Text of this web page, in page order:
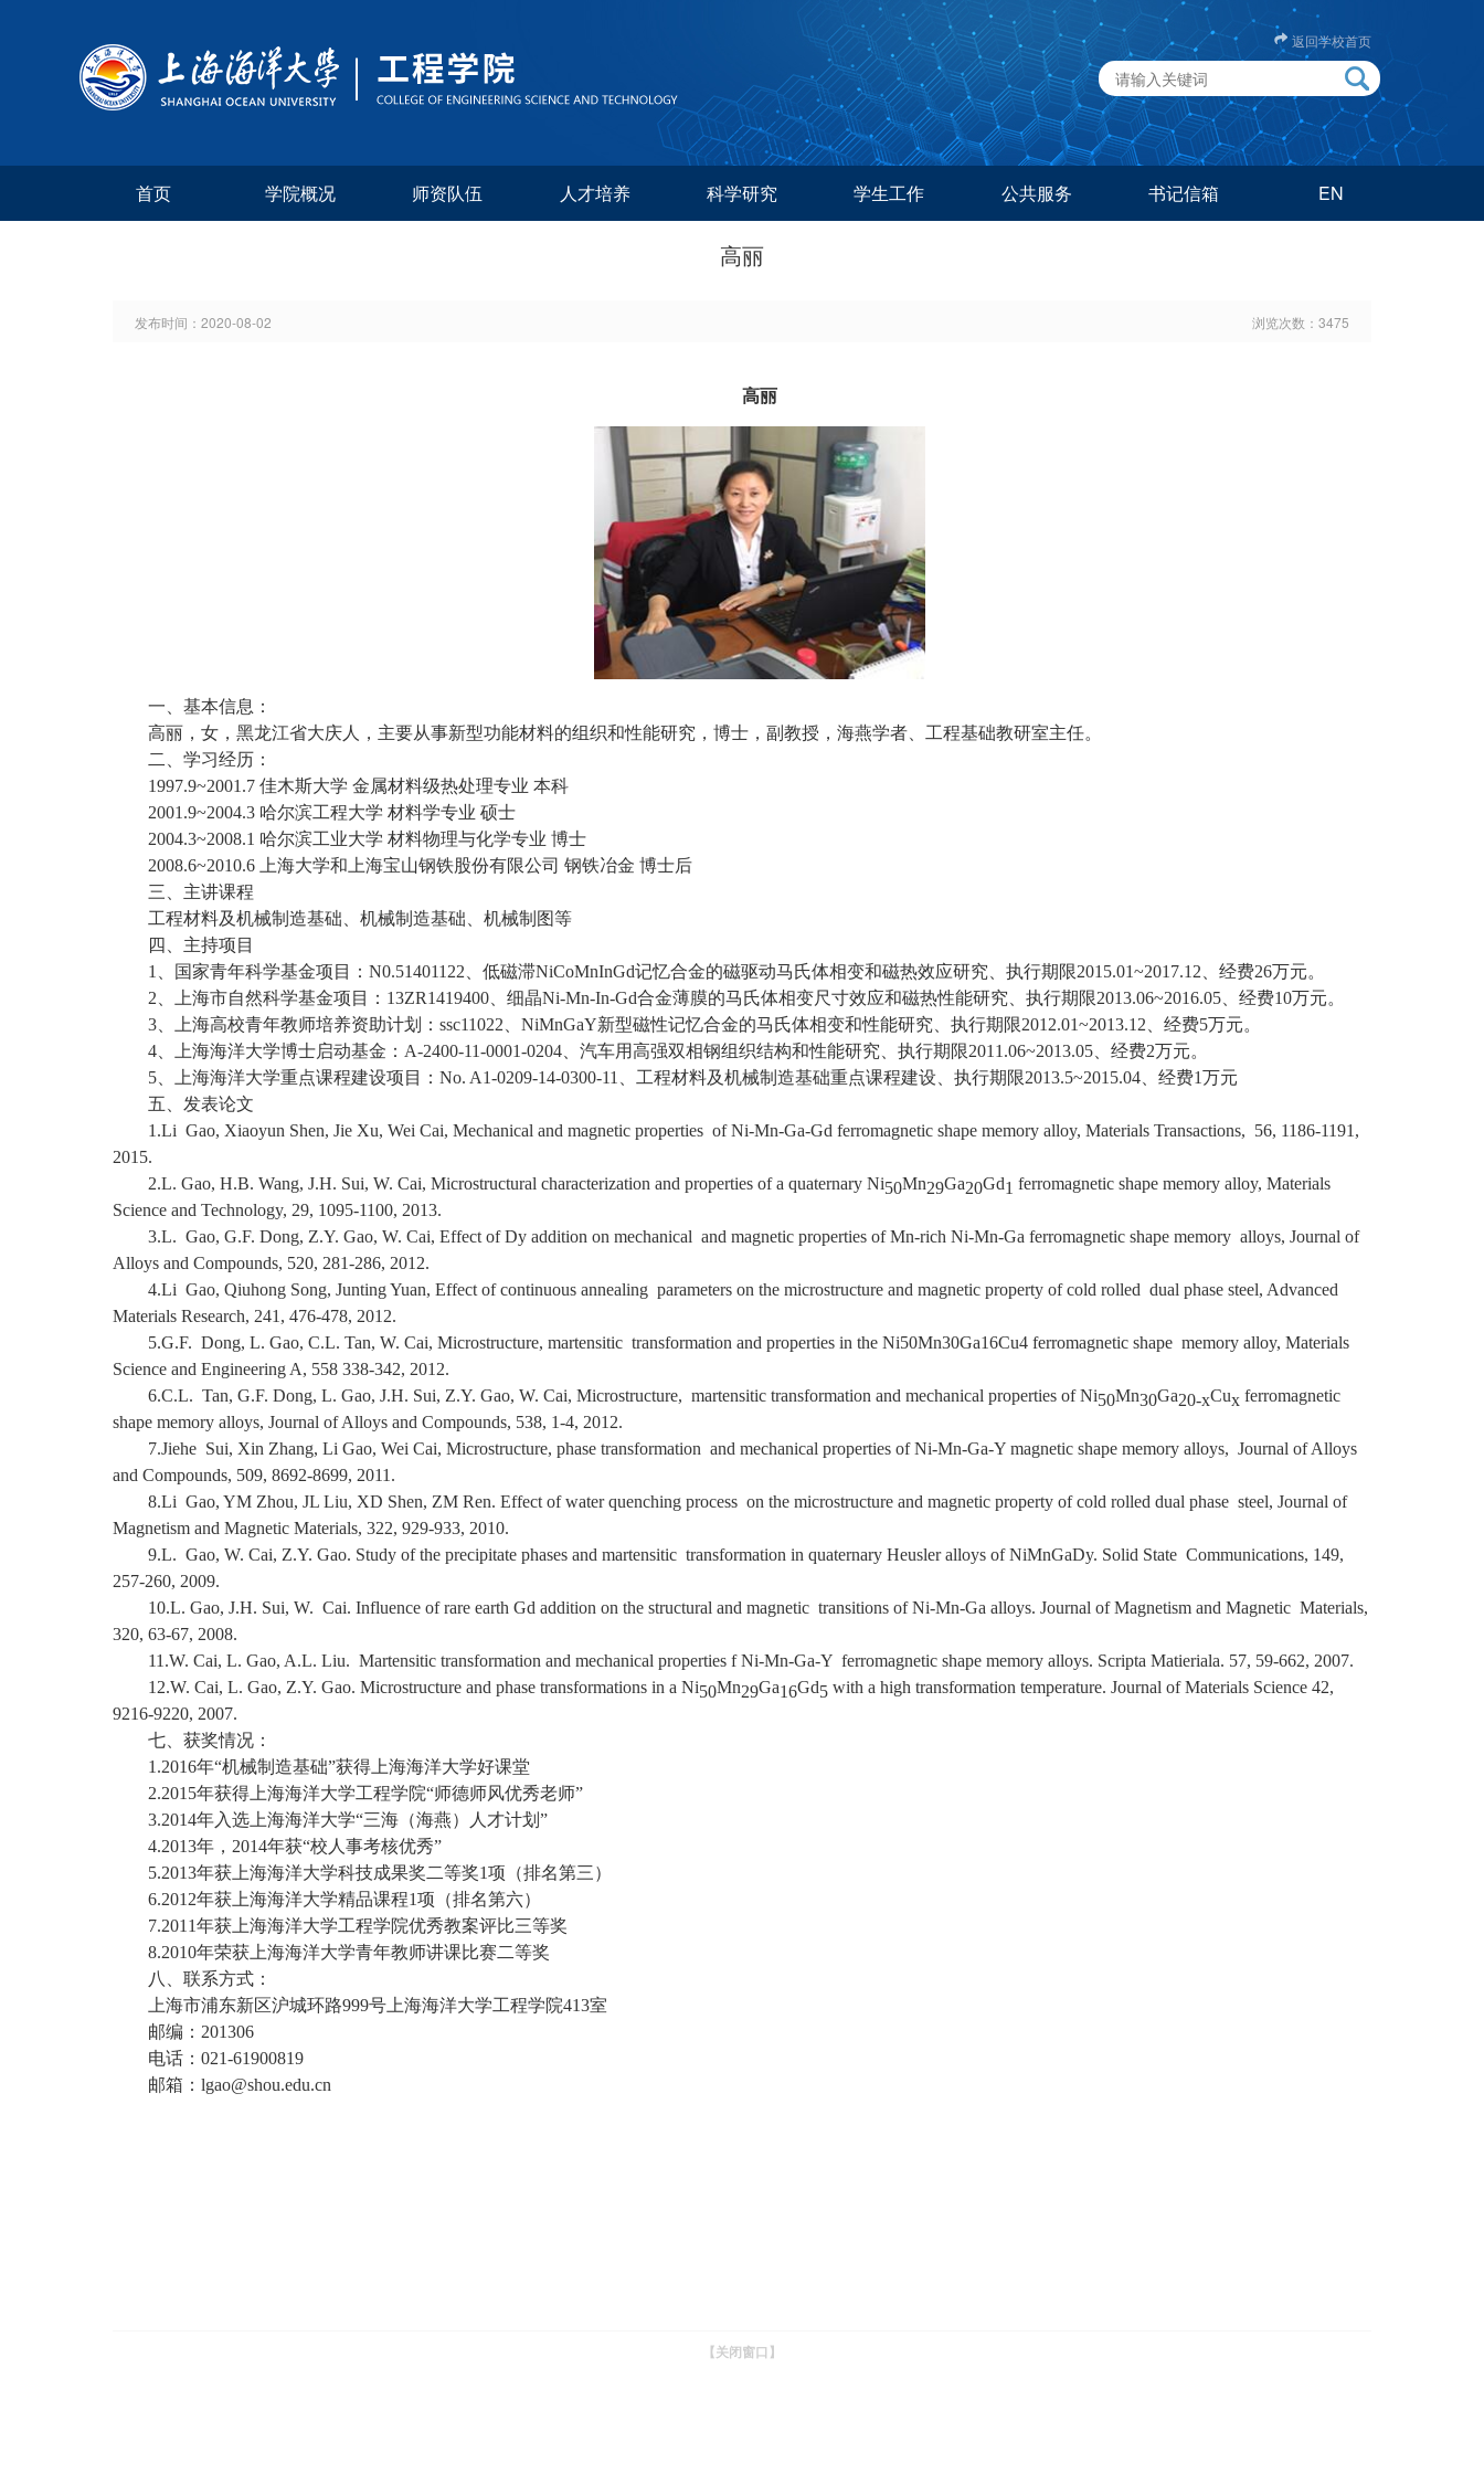
返回学校首页
首页 学院概况 师资队伍 人才培养 科学研究 学生工作 公共服务 书记信箱 EN
高丽
发布时间： 2020-08-02 浏览次数： 3475
高丽
一、基本信息：
高丽，女，黑龙江省大庆人，主要从事新型功能材料的组织和性能研究，博士，副教授，海燕学者、工程基础教研室主任。
二、学习经历：
1997.9~2001.7 佳木斯大学 金属材料级热处理专业 本科
2001.9~2004.3 哈尔滨工程大学 材料学专业 硕士
2004.3~2008.1 哈尔滨工业大学 材料物理与化学专业 博士
2008.6~2010.6 上海大学和上海宝山钢铁股份有限公司 钢铁冶金 博士后
三、主讲课程
工程材料及机械制造基础、机械制造基础、机械制图等
四、主持项目
1、国家青年科学基金项目：N0.51401122、低磁滞NiCoMnInGd记忆合金的磁驱动马氏体相变和磁热效应研究、执行期限2015.01~2017.12、经费26万元。
2、上海市自然科学基金项目：13ZR1419400、细晶Ni-Mn-In-Gd合金薄膜的马氏体相变尺寸效应和磁热性能研究、执行期限2013.06~2016.05、经费10万元。
3、上海高校青年教师培养资助计划：ssc11022、NiMnGaY新型磁性记忆合金的马氏体相变和性能研究、执行期限2012.01~2013.12、经费5万元。
4、上海海洋大学博士启动基金：A-2400-11-0001-0204、汽车用高强双相钢组织结构和性能研究、执行期限2011.06~2013.05、经费2万元。
5、上海海洋大学重点课程建设项目：No. A1-0209-14-0300-11、工程材料及机械制造基础重点课程建设、执行期限2013.5~2015.04、经费1万元
五、发表论文
1.Li Gao, Xiaoyun Shen, Jie Xu, Wei Cai, Mechanical and magnetic properties of Ni-Mn-Ga-Gd ferromagnetic shape memory alloy, Materials Transactions, 56, 1186-1191,
2015.
2.L. Gao, H.B. Wang, J.H. Sui, W. Cai, Microstructural characterization and properties of a quaternary Ni50Mn29Ga20Gd1 ferromagnetic shape memory alloy, Materials
Science and Technology, 29, 1095-1100, 2013.
3.L. Gao, G.F. Dong, Z.Y. Gao, W. Cai, Effect of Dy addition on mechanical and magnetic properties of Mn-rich Ni-Mn-Ga ferromagnetic shape memory alloys, Journal of
Alloys and Compounds, 520, 281-286, 2012.
4.Li Gao, Qiuhong Song, Junting Yuan, Effect of continuous annealing parameters on the microstructure and magnetic property of cold rolled dual phase steel, Advanced
Materials Research, 241, 476-478, 2012.
5.G.F. Dong, L. Gao, C.L. Tan, W. Cai, Microstructure, martensitic transformation and properties in the Ni50Mn30Ga16Cu4 ferromagnetic shape memory alloy, Materials
Science and Engineering A, 558 338-342, 2012.
6.C.L. Tan, G.F. Dong, L. Gao, J.H. Sui, Z.Y. Gao, W. Cai, Microstructure, martensitic transformation and mechanical properties of Ni50Mn30Ga20-xCux ferromagnetic
shape memory alloys, Journal of Alloys and Compounds, 538, 1-4, 2012.
7.Jiehe Sui, Xin Zhang, Li Gao, Wei Cai, Microstructure, phase transformation and mechanical properties of Ni-Mn-Ga-Y magnetic shape memory alloys, Journal of Alloys
and Compounds, 509, 8692-8699, 2011.
8.Li Gao, YM Zhou, JL Liu, XD Shen, ZM Ren. Effect of water quenching process on the microstructure and magnetic property of cold rolled dual phase steel, Journal of
Magnetism and Magnetic Materials, 322, 929-933, 2010.
9.L. Gao, W. Cai, Z.Y. Gao. Study of the precipitate phases and martensitic transformation in quaternary Heusler alloys of NiMnGaDy. Solid State Communications, 149,
257-260, 2009.
10.L. Gao, J.H. Sui, W. Cai. Influence of rare earth Gd addition on the structural and magnetic transitions of Ni-Mn-Ga alloys. Journal of Magnetism and Magnetic Materials,
320, 63-67, 2008.
11.W. Cai, L. Gao, A.L. Liu. Martensitic transformation and mechanical properties f Ni-Mn-Ga-Y ferromagnetic shape memory alloys. Scripta Matieriala. 57, 59-662, 2007.
12.W. Cai, L. Gao, Z.Y. Gao. Microstructure and phase transformations in a Ni50Mn29Ga16Gd5 with a high transformation temperature. Journal of Materials Science 42,
9216-9220, 2007.
七、获奖情况：
1.2016年“机械制造基础”获得上海海洋大学好课堂
2.2015年获得上海海洋大学工程学院“师德师风优秀老师”
3.2014年入选上海海洋大学“三海（海燕）人才计划”
4.2013年，2014年获“校人事考核优秀”
5.2013年获上海海洋大学科技成果奖二等奖1项（排名第三）
6.2012年获上海海洋大学精品课程1项（排名第六）
7.2011年获上海海洋大学工程学院优秀教案评比三等奖
8.2010年荣获上海海洋大学青年教师讲课比赛二等奖
八、联系方式：
上海市浦东新区沪城环路999号上海海洋大学工程学院413室
邮编：201306
电话：021-61900819
邮箱：lgao@shou.edu.cn
【关闭窗口】